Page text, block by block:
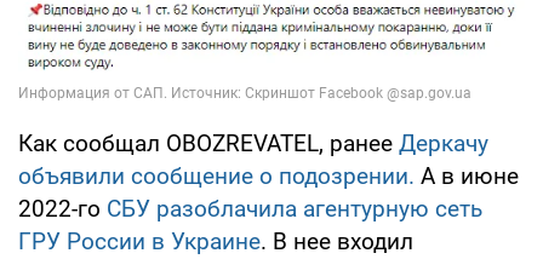
Как сообщал OBOZREVATEL, ранее Деркачу
объявили сообщение о подозрении. А в июне
2022-го СБУ разоблачила агентурную сеть
ГРУ России в Украине. В нее входил